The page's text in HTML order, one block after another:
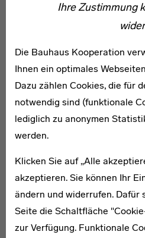
Ihre Zustimmung
Die Bauhaus Kooperation
Ihnen ein optimales
Dazu zählen Cookies, die für
notwendig sind (funktionale
lediglich zu anonymen
werden.
Klicken Sie auf „Alle
akzeptieren. Sie können Ihr
ändern und widerrufen. Dafür
Seite die Schaltfläche
zur Verfügung. Funktionale
Paul Kupfernagel
Erich Pfeiffer-Belli
1901–1989